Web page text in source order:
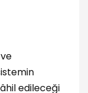
edileceği